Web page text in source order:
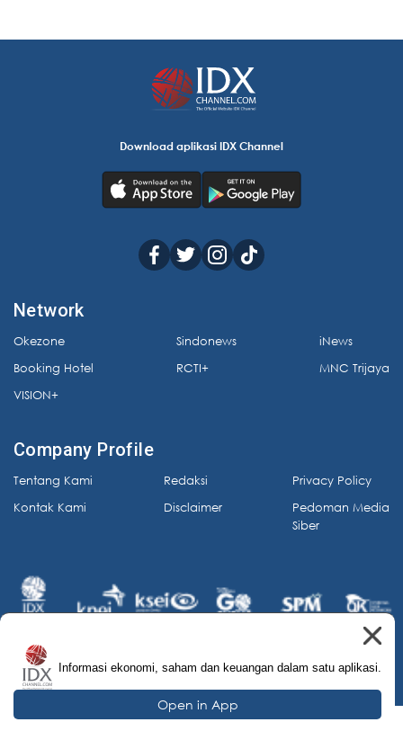
Download aplikasi IDX Channel
Network
Okezone
Booking Hotel
VISION+
Sindonews
RCTI+
iNews
MNC Trijaya
Company Profile
Tentang Kami
Kontak Kami
Redaksi
Disclaimer
Privacy Policy
Pedoman Media
Siber
© 2026 IDX Channel. All Rights Reserved.
Informasi ekonomi, saham dan keuangan dalam satu aplikasi.
Open in App